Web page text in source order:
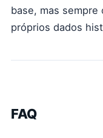
base, mas sempre
próprios dados
FAQ